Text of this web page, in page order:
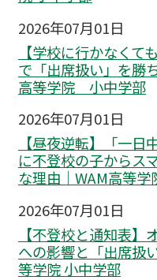
2026年07月01日
【学校に行かなくて
で「出席扱い」を勝
高等学院 小中学部
2026年07月01日
【昼夜逆転】「一
に不登校の子からス
な理由｜WAM高等学
2026年07月01日
【不登校と通知表
への影響と「出席扱
等学院 小中学部